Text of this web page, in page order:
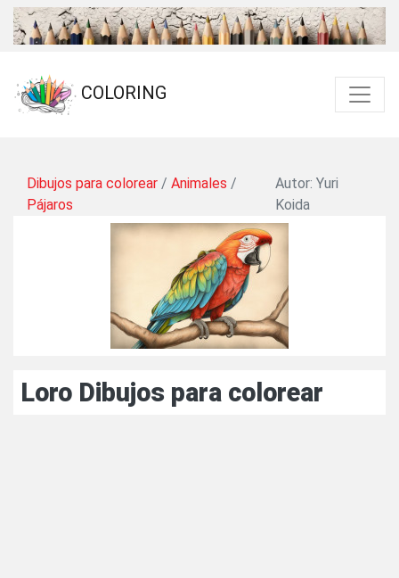
COLORING
Dibujos para colorear / Animales /
Pájaros
Autor: Yuri
Koida
Loro Dibujos para colorear